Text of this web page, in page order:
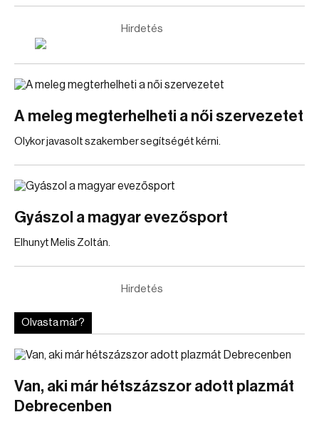
Hirdetés
A meleg megterhelheti a női szervezetet
Olykor javasolt szakember segítségét kérni.
Gyászol a magyar evezősport
Elhunyt Melis Zoltán.
Hirdetés
Olvasta már?
Van, aki már hétszázszor adott plazmát
Debrecenben